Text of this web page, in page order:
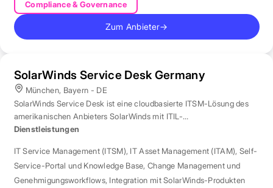
Compliance & Governance
Zum Anbieter→
SolarWinds Service Desk Germany
München, Bayern - DE
SolarWinds Service Desk ist eine cloudbasierte ITSM-Lösung des
amerikanischen Anbieters SolarWinds mit ITIL-
Prozessunterstützung.
Dienstleistungen
IT Service Management (ITSM), IT Asset Management (ITAM), Self-
Service-Portal und Knowledge Base, Change Management und
Genehmigungsworkflows, Integration mit SolarWinds-Produkten